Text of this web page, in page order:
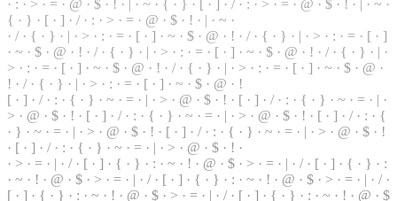
· : · > · = · @ · $ · ! · | · ~ · { · } · [ · ] · / · : · > · = · @ · $ · ! · | · ~ ·
{ · } · [ · ] · /· : · > · = · @ · $ · ! · | · ~ ·
· / · { · } · | · > · : · = · [ · ] · ~ · $ · @ · ! · / · { · } · | · > · : · = · [ · ]
· ~ · $ · @ · ! · / · { · } · | · > · : · = · [ · ] · ~ · $ · @ · ! · /· { · } · | ·
> · : · = · [ · ] · ~ · $ · @ · ! · / · { · } · | · > · : · = · [ · ] · ~ · $ · @ ·
! · / · { · } · | · > · : · = · [ · ] · ~ · $ · @ · !
[ · ] · / · : · { · } · ~ · = · | · > · @ · $ · ! · [ · ] · / · : · { · } · ~ · = · | ·
> · @ · $ · ! · [ · ] · / · : · { · } · ~ · = · | · > · @ · $ · ! · [ · ] · / · : · {
· } · ~ · = · | · > · @ · $ · ! · [ · ] · / · : · { · } · ~ · = · | · > · @ · $ · !
· [ · ] · / · : · { · } · ~ · = · | · > · @ · $ · ! ·
· > · = · | · /· [ · ] · { · } · : · ~ · ! · @ · $ · > · = · | · / · [ · ] · { · } · :
· ~ · ! · @ · $ · > · = · | · / · [ · ] · { · } · : · ~ · ! · @ · $ · > · = · | · / ·
[ · ] · { · } · : · ~ · ! · @ · $ · > · = · | · / · [ · ] · { · } · : · ~ · ! · @ · $